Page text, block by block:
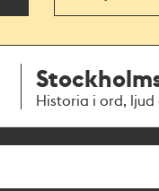
Historia i ord, ljud